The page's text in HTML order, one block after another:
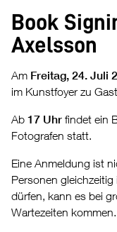
Book
Axelsson
Am Freitag, 24. Juli
im Kunstfoyer zu
Ab 17 Uhr findet ein
Fotografen statt.
Eine Anmeldung ist
Personen
dürfen, kann es bei
Wartezeiten kommen.